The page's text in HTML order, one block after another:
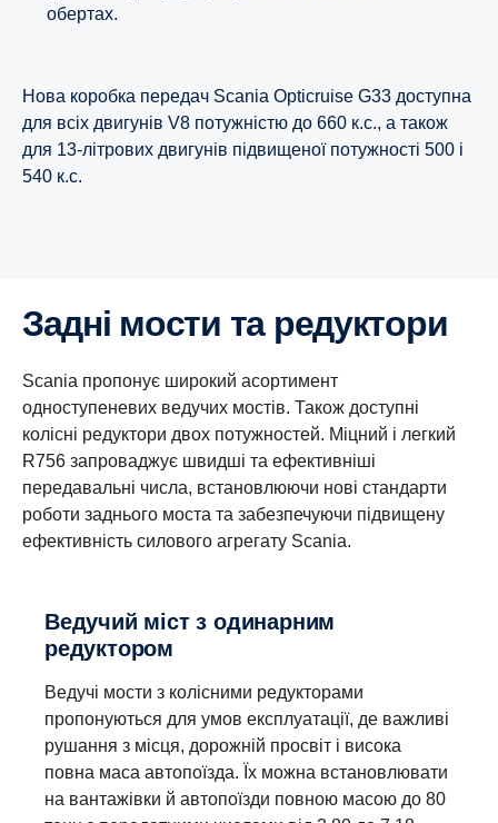
обертах.
Нова коробка передач Scania Opticruise G33 доступна
для всіх двигунів V8 потужністю до 660 к.с., а також
для 13-літрових двигунів підвищеної потужності 500 і
540 к.с.
Головною перевагою цієї коробки перемикання
компактна, без повзучих передач, а перемикання
передач здійснюється м'яко та легко. Серед
опцій — Scania Opticruise, ретардер Scania і
широкий вибір PTO
8+1-ступенева
служить 4-ступенева коробка перемикання
передач із планетарною секцією. Її міцність
крутного моменту будь-якого рядного двигуна
Scania. Серед опцій — ретардер Scania і
широкий вибір PTO.
Ця коробка передач розрахована на роботу в
оптимальним вибором для вимогливих
магістральних перевезень. Оптимально підібрані
передатні числа поєднують невелику масу з
простотою керування й високою економічністю
експлуатації.
12+2-ступенева
передачі для виконання завдань, які вимагають
додаткового тягового зусилля на низьких
економічності експлуатації, ця коробка передач
добре зарекомендувала себе в магістральних і
регіональних перевезеннях, а також у важких
умовах будмайданчику. Версії з підвищувальною
передачею забезпечують вищу здатність
Задні мости та редуктори
Scania пропонує широкий асортимент
одноступеневих ведучих мостів. Також доступні
колісні редуктори двох потужностей. Міцний і легкий
R756 запроваджує швидші та ефективніші
передавальні числа, встановлюючи нові стандарти
роботи заднього моста та забезпечуючи підвищену
ефективність силового агрегату Scania.
Ведучий міст з одинарним
редуктором
Ведучі мости з колісними редукторами
пропонуються для умов експлуатації, де важливі
рушання з місця, дорожній просвіт і висока
повна маса автопоїзда. Їх можна встановлювати
на вантажівки й автопоїзди повною масою до 80